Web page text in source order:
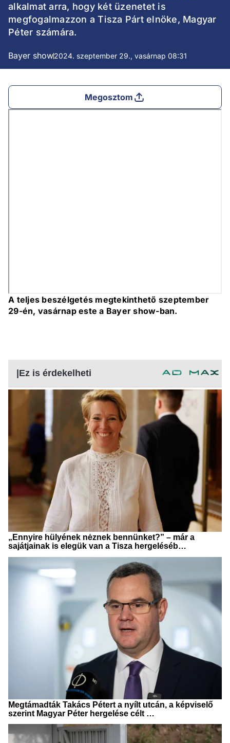
alkalmat arra, hogy két üzenetet is
megfogalmazzon a Tisza Párt elnöke, Magyar
Péter számára.
Bayer show2024. szeptember 29., vasárnap 08:31
Megosztom
A teljes beszélgetés megtekinthető szeptember
29-én, vasárnap este a Bayer show-ban.